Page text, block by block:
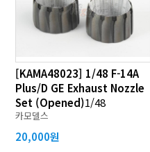
[KAMA48023] 1/48 F-14A
Plus/D GE Exhaust Nozzle
Set (Opened)1/48
카모델스
20,000원